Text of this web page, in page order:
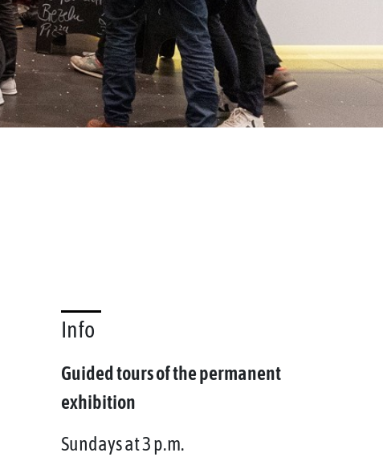
Info
Guided tours of the permanent
exhibition
Sundays at 3 p.m.